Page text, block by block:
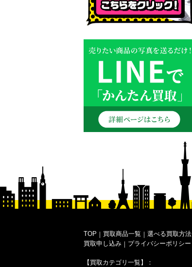
TOP ｜ 買取商品一覧 ｜ 選べる買取方法
買取申し込み ｜ プライバシーポリシー
【買取カテゴリ一覧】：